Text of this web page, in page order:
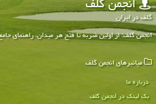
گلف در ایران
انجمن گلف: از اولین ضربه تا فتح هر میدان، راهنمای
میانبرهای انجمن گلف
درباره ما
بک لینک در انجمن گلف